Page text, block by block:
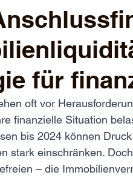
für
oft vor
finanzielle Situation
bis 2024 können
stark einschränken.
– die